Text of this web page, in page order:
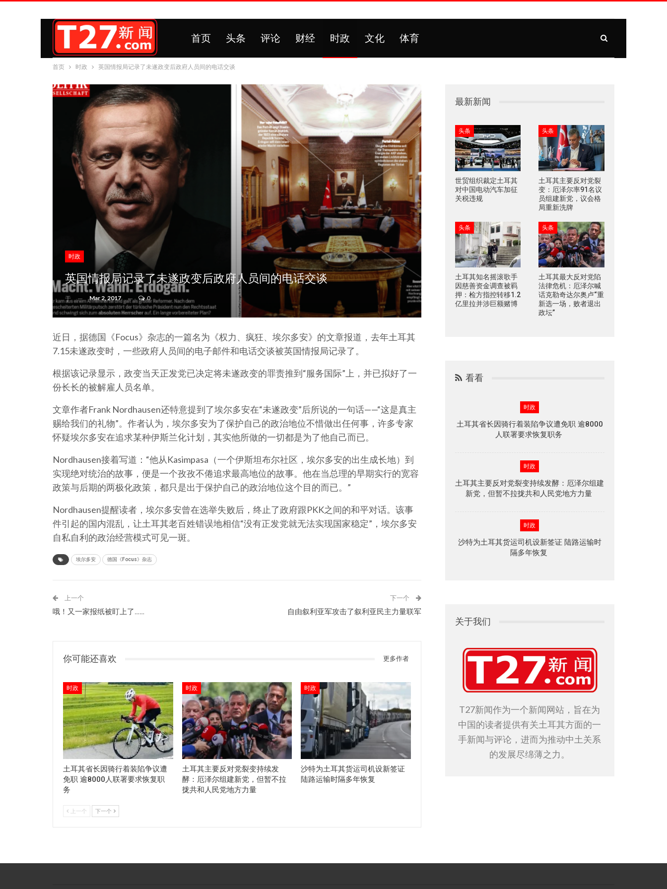
首页 头条 评论 财经 时政 文化 体育
首页 时政 英国情报局记录了未遂政变后政府人员间的电话交谈
时政
英国情报局记录了未遂政变后政府人员间的电话交谈
于 Mar 2, 2017 0
近日，据德国《Focus》杂志的一篇名为《权力、疯狂、埃尔多安》的文章报道，去年土耳其
7.15未遂政变时，一些政府人员间的电子邮件和电话交谈被英国情报局记录了。
根据该记录显示，政变当天正发党已决定将未遂政变的罪责推到“服务国际”上，并已拟好了一
份长长的被解雇人员名单。
文章作者Frank Nordhausen还特意提到了埃尔多安在“未遂政变”后所说的一句话——“这是真主
赐给我们的礼物”。作者认为，埃尔多安为了保护自己的政治地位不惜做出任何事，许多专家
怀疑埃尔多安在追求某种伊斯兰化计划，其实他所做的一切都是为了他自己而已。
Nordhausen接着写道：“他从Kasimpasa（一个伊斯坦布尔社区，埃尔多安的出生成长地）到
实现绝对统治的故事，便是一个孜孜不倦追求最高地位的故事。他在当总理的早期实行的宽容
政策与后期的两极化政策，都只是出于保护自己的政治地位这个目的而已。”
Nordhausen提醒读者，埃尔多安曾在选举失败后，终止了政府跟PKK之间的和平对话。该事
件引起的国内混乱，让土耳其老百姓错误地相信“没有正发党就无法实现国家稳定”，埃尔多安
自私自利的政治经营模式可见一斑。
埃尔多安 德国《Focus》杂志
上一个
哦！又一家报纸被盯上了……
下一个
自由叙利亚军攻击了叙利亚民主力量联军
你可能还喜欢 更多作者
时政
土耳其省长因骑行着装陷争议遭
免职 逾8000人联署要求恢复职
务
时政
土耳其主要反对党裂变持续发
酵：厄泽尔组建新党，但暂不拉
拢共和人民党地方力量
时政
沙特为土耳其货运司机设新签证
陆路运输时隔多年恢复
上一个 下一个
最新新闻
头条
世贸组织裁定土耳其
对中国电动汽车加征
关税违规
头条
土耳其主要反对党裂
变：厄泽尔率91名议
员组建新党，议会格
局重新洗牌
头条
土耳其知名摇滚歌手
因慈善资金调查被羁
押：检方指控转移1.2
亿里拉并涉巨额赌博
头条
土耳其最大反对党陷
法律危机：厄泽尔喊
话克勒奇达尔奥卢“重
新选一场，败者退出
政坛”
看看
时政
土耳其省长因骑行着装陷争议遭免职 逾8000
人联署要求恢复职务
时政
土耳其主要反对党裂变持续发酵：厄泽尔组建
新党，但暂不拉拢共和人民党地方力量
时政
沙特为土耳其货运司机设新签证 陆路运输时
隔多年恢复
关于我们
T27新闻作为一个新闻网站，旨在为
中国的读者提供有关土耳其方面的一
手新闻与评论，进而为推动中土关系
的发展尽绵薄之力。